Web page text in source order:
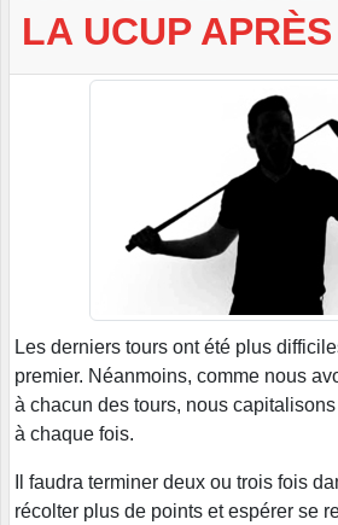
LA UCUP
Les derniers tours ont été plus
premier. Néanmoins, comme nous
à chacun des tours, nous
à chaque fois.
Il faudra terminer deux ou trois fois
récolter plus de points et espérer se